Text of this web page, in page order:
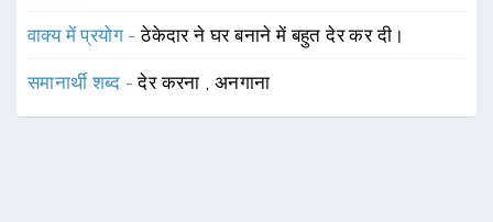
वाक्य में प्रयोग -ठेकेदार ने घर बनाने में बहुत देर कर दी।
समानार्थी शब्द -देर करना ,अनगाना